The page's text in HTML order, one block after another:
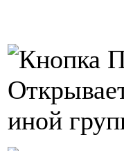
иной